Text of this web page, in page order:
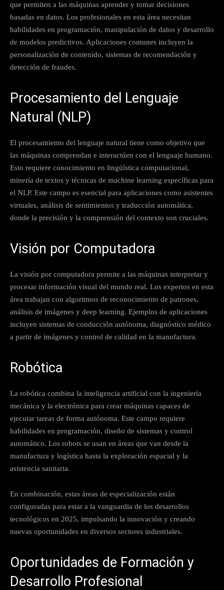
que permiten a las máquinas aprender y tomar decisiones
basadas en datos. Los profesionales en esta área necesitan
habilidades en programación, manipulación de datos y desarrollo
de modelos predictivos. Aplicaciones comunes incluyen la
personalización de contenido, sistemas de recomendación y
detección de fraudes.
Procesamiento del Lenguaje
Natural (NLP)
El procesamiento del lenguaje natural tiene como objetivo que
las máquinas comprendan e interactúen con el lenguaje humano.
Esto requiere conocimiento en lingüística computacional,
minería de textos y técnicas de machine learning específicas para
el NLP. Este campo es esencial para aplicaciones como asistentes
virtuales, análisis de sentimientos y traducción automática,
donde la precisión y la comprensión del contexto son cruciales.
Visión por Computadora
La visión por computadora permite a las máquinas interpretar y
procesar información visual del mundo real. Los expertos en esta
área trabajan con algoritmos de reconocimiento de patrones,
análisis de imágenes y deep learning. Ejemplos de aplicaciones
incluyen sistemas de conducción autónoma, diagnóstico médico
a partir de imágenes y control de calidad en la manufactura.
Robótica
La robótica combina la inteligencia artificial con la ingeniería
mecánica y la electrónica para crear máquinas capaces de
ejecutar tareas de forma autónoma. Este campo requiere
habilidades en programación, diseño de sistemas y control
automático. Los robots se usan en áreas que van desde la
manufactura y logística hasta la exploración espacial y la
asistencia sanitaria.
En combinación, estas áreas de especialización están
configuradas para estar a la vanguardia de los desarrollos
tecnológicos en 2025, impulsando la innovación y creando
nuevas oportunidades en diversos sectores industriales.
Oportunidades de Formación y
Desarrollo Profesional